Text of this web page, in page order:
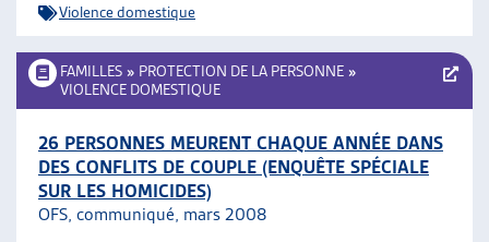
Violence domestique
FAMILLES » PROTECTION DE LA PERSONNE »
VIOLENCE DOMESTIQUE
26 PERSONNES MEURENT CHAQUE ANNÉE DANS
DES CONFLITS DE COUPLE (ENQUÊTE SPÉCIALE
SUR LES HOMICIDES)
OFS, communiqué, mars 2008